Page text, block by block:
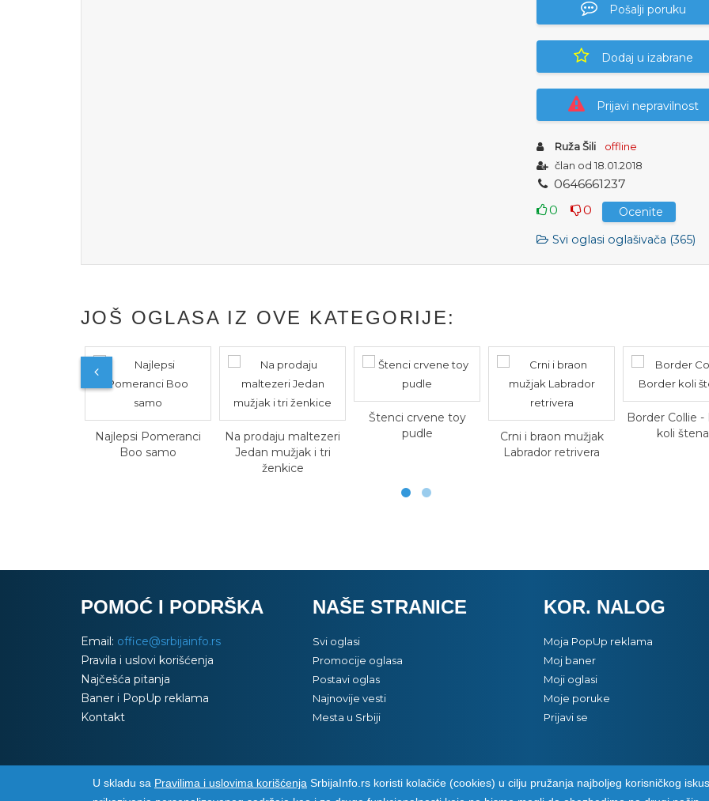
Pošalji poruku
Dodaj u izabrane
Prijavi nepravilnost
Ruža Šili
offline
član od 18.01.2018
0646661237
0
0
Ocenite
Svi oglasi oglašivača (365)
JOŠ OGLASA IZ OVE KATEGORIJE:
Najlepsi Pomeranci
Boo samo
Na prodaju maltezeri
Jedan mužjak i tri
ženkice
Štenci crvene toy
pudle
Crni i braon mužjak
Labrador retrivera
Border Collie -
koli
POMOĆ I PODRŠKA
Email: office@srbijainfo.rs
Pravila i uslovi korišćenja
Najčešća pitanja
Baner i PopUp reklama
Kontakt
NAŠE STRANICE
Svi oglasi
Promocije oglasa
Postavi oglas
Najnovije vesti
Mesta u Srbiji
KOR. NALOG
Moja PopUp reklama
Moj baner
Moji oglasi
Moje poruke
Prijavi se
Srbija Info©2026. Sva prava zadržana. Pogledajte ipozarevacinfo.rs
U skladu sa Pravilima i uslovima korišćenja SrbijaInfo.rs koristi kolačiće (cookies) u cilju pružanja najboljeg korisničkog